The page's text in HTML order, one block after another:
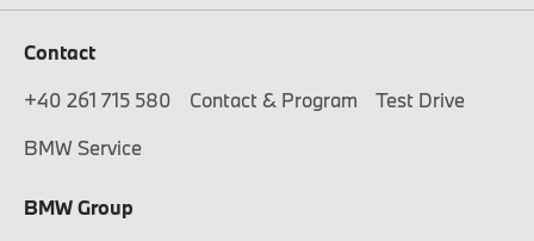
Contact
+40 261 715 580
Contact & Program
Test Drive
BMW Service
BMW Group